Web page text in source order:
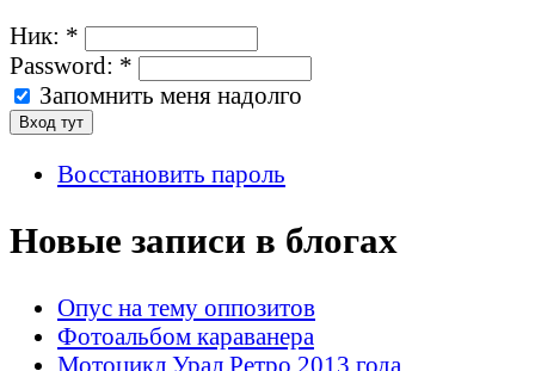
Ник: *
Password: *
Запомнить меня надолго
Восстановить пароль
Новые записи в блогах
Опус на тему оппозитов
Фотоальбом караванера
Мотоцикл Урал Ретро 2013 года